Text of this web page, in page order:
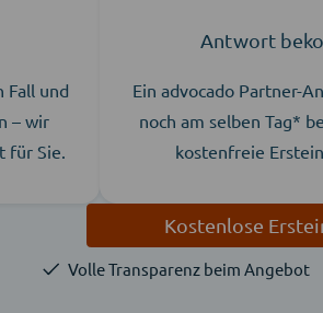
Fall und
– wir
für Sie.
Antwort
Ein advocado Partner-
noch am selben Tag*
kostenfreie
Kostenlose
Volle Transparenz beim Angebot